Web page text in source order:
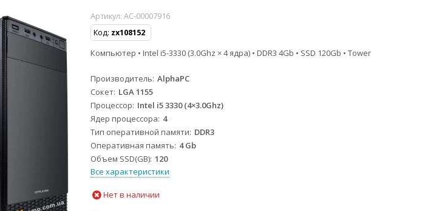
Артикул:AC-00007916
Код: zx108152
Компьютер • Intel i5-3330 (3.0Ghz × 4 ядра) • DDR3 4Gb • SSD 120Gb • Tower
Производитель AlphaPC
Сокет LGA 1155
Процессор Intel i5 3330 (4×3.0Ghz)
Ядер процессора 4
Тип оперативной памяти DDR3
Оперативная память 4 Gb
Объем SSD(GB) 120
Все характеристики
Нет в наличии